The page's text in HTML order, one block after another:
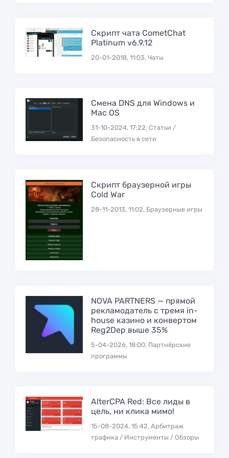
Скрипт чата CometChat
Platinum v6.9.12
20-01-2018, 11:03, Чаты
Смена DNS для Windows и
Mac OS
31-10-2024, 17:22, Статьи /
Безопасность в сети
Скрипт браузерной игры
Cold War
28-11-2013, 11:02, Браузерные игры
NOVA PARTNERS — прямой
рекламодатель с тремя in-
house казино и конвертом
Reg2Dep выше 35%
5-04-2026, 18:00, Партнёрские
программы
AlterCPA Red: Все лиды в
цель, ни клика мимо!
15-08-2024, 15:42, Арбитраж
трафика / Инструменты / Обзоры